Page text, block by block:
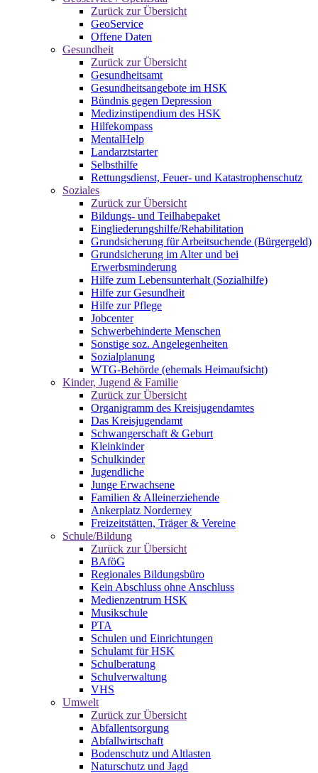
Zurück zur Übersicht
GeoService
Offene Daten
Gesundheit
Zurück zur Übersicht
Gesundheitsamt
Gesundheitsangebote im HSK
Bündnis gegen Depression
Medizinstipendium des HSK
Hilfekompass
MentalHelp
Landarztstarter
Selbsthilfe
Rettungsdienst, Feuer- und Katastrophenschutz
Soziales
Zurück zur Übersicht
Bildungs- und Teilhabepaket
Eingliederungshilfe/Rehabilitation
Grundsicherung für Arbeitsuchende (Bürgergeld)
Grundsicherung im Alter und bei
Erwerbsminderung
Hilfe zum Lebensunterhalt (Sozialhilfe)
Hilfe zur Gesundheit
Hilfe zur Pflege
Jobcenter
Schwerbehinderte Menschen
Sonstige soz. Angelegenheiten
Sozialplanung
WTG-Behörde (ehemals Heimaufsicht)
Kinder, Jugend & Familie
Zurück zur Übersicht
Organigramm des Kreisjugendamtes
Das Kreisjugendamt
Schwangerschaft & Geburt
Kleinkinder
Schulkinder
Jugendliche
Junge Erwachsene
Familien & Alleinerziehende
Ankerplatz Norderney
Freizeitstätten, Träger & Vereine
Schule/Bildung
Zurück zur Übersicht
BAföG
Regionales Bildungsbüro
Kein Abschluss ohne Anschluss
Medienzentrum HSK
Musikschule
PTA
Schulen und Einrichtungen
Schulamt für HSK
Schulberatung
Schulverwaltung
VHS
Umwelt
Zurück zur Übersicht
Abfallentsorgung
Abfallwirtschaft
Bodenschutz und Altlasten
Naturschutz und Jagd